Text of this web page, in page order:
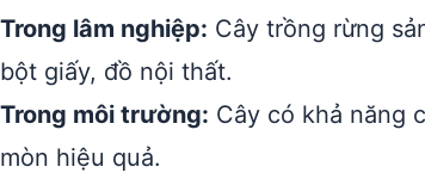
Trong lâm nghiệp: Cây trồng rừng
bột giấy, đồ nội thất.
Trong môi trường: Cây có khả năng
mòn hiệu quả.